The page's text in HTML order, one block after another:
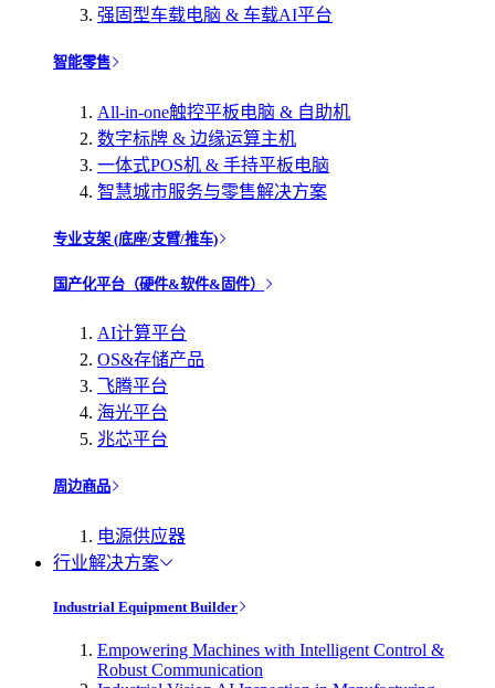
强固型车载电脑 & 车载AI平台
智能零售
All-in-one触控平板电脑 & 自助机
数字标牌 & 边缘运算主机
一体式POS机 & 手持平板电脑
智慧城市服务与零售解决方案
专业支架 (底座/支臂/推车)
国产化平台（硬件&软件&固件）
AI计算平台
OS&存储产品
飞腾平台
海光平台
兆芯平台
周边商品
电源供应器
行业解决方案
Industrial Equipment Builder
Empowering Machines with Intelligent Control &
Robust Communication